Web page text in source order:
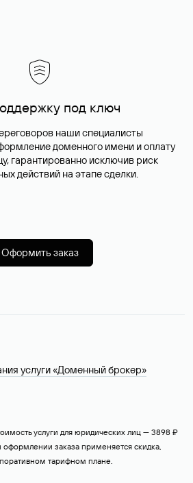
под ключ
наши специалисты
доменного имени и оплату
гарантированно исключив риск
действий на этапе сделки.
Оформить заказ
услуги «Доменный брокер»
услуги для юридических лиц — 3898 ₽
заказа применяется скидка,
тарифном плане.